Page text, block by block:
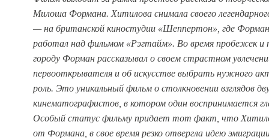
Милоша Формана. Хитилова снимала своего легендарного
— на британской киностудии «Шеппертон», где
работал над фильмом «Рэгтайм». Во время пробежек и
городу Форман рассказывал о своем страстном
первооткрывателя и об искусстве выбрать нужного
роль. Это уникальный фильм о столкновении взглядов
кинематографистов, в котором один воспринимается
Особый статус фильму придает тот факт, что
от Формана, в свое время резко отвергла идею